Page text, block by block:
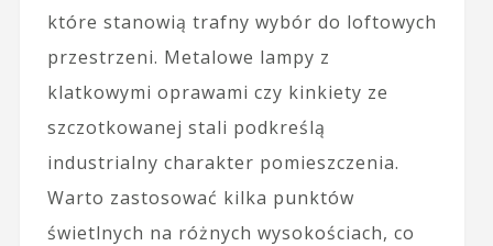
które stanowią trafny wybór do loftowych
przestrzeni. Metalowe lampy z
klatkowymi oprawami czy kinkiety ze
szczotkowanej stali podkreślą
industrialny charakter pomieszczenia.
Warto zastosować kilka punktów
świetlnych na różnych wysokościach, co